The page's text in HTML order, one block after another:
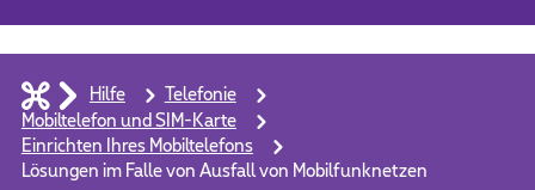
Hilfe
Telefonie
Mobiltelefon und SIM-Karte
Einrichten Ihres Mobiltelefons
Lösungen im Falle von Ausfall von Mobilfunknetzen